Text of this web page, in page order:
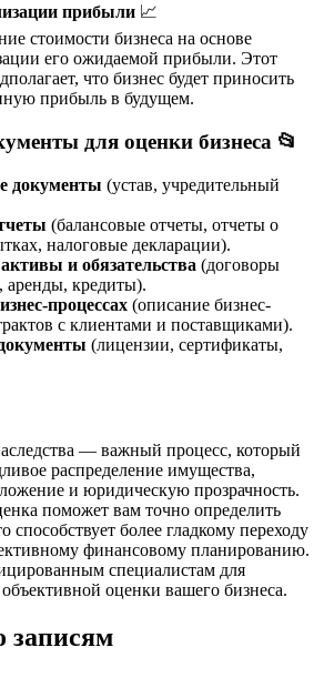
прибыли 📈
стоимости бизнеса на основе
его ожидаемой прибыли. Этот
что бизнес будет приносить
прибыль в будущем.
для оценки бизнеса 📂
документы (устав, учредительный
(балансовые отчеты, отчеты о
налоговые декларации).
и обязательства (договоры
аренды, кредиты).
процессах (описание бизнес-
с клиентами и поставщиками).
(лицензии, сертификаты,
— важный процесс, который
распределение имущества,
и юридическую прозрачность.
поможет вам точно определить
способствует более гладкому переходу
финансовому планированию.
специалистам для
оценки вашего бизнеса.
записям